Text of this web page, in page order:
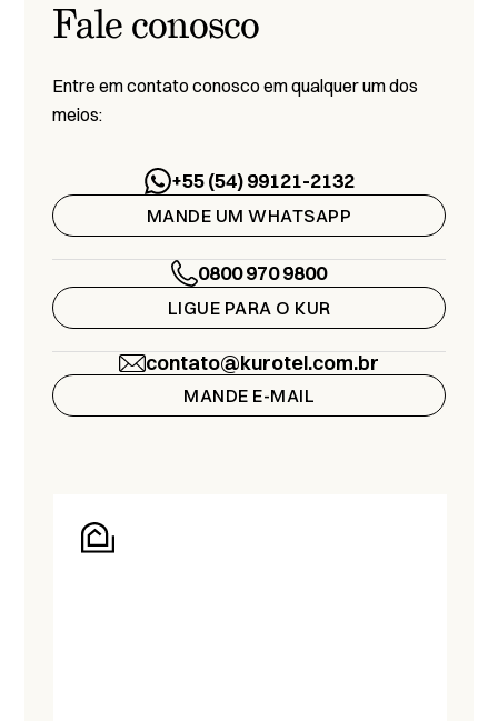
Fale conosco
Entre em contato conosco em qualquer um dos
meios:
+55 (54) 99121-2132
MANDE UM WHATSAPP
0800 970 9800
LIGUE PARA O KUR
contato@kurotel.com.br
MANDE E-MAIL